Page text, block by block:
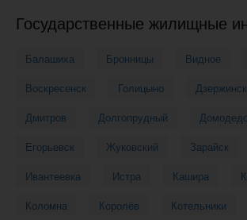
Государственные жилищные
Балашиха Бронницы Видное
Воскресенск
Голицыно
Дмитров
Долгопрудный
Егорьевск
Жуковский Зарайск
Ивантеевка
Истра Кашира
Коломна
Королёв
Котельники